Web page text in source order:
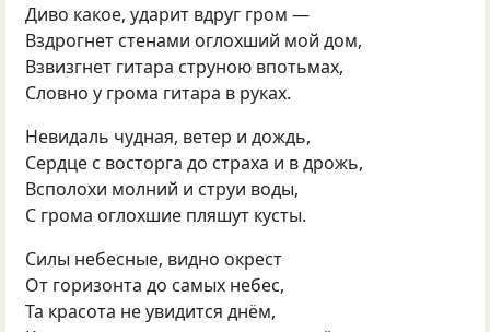
Диво какое, ударит вдруг гром —
Вздрогнет стенами оглохший мой дом,
Взвизгнет гитара струною впотьмах,
Словно у грома гитара в руках.
Невидаль чудная, ветер и дождь,
Сердце с восторга до страха и в дрожь,
Всполохи молний и струи воды,
С грома оглохшие пляшут кусты.
Силы небесные, видно окрест
От горизонта до самых небес,
Та красота не увидится днём,